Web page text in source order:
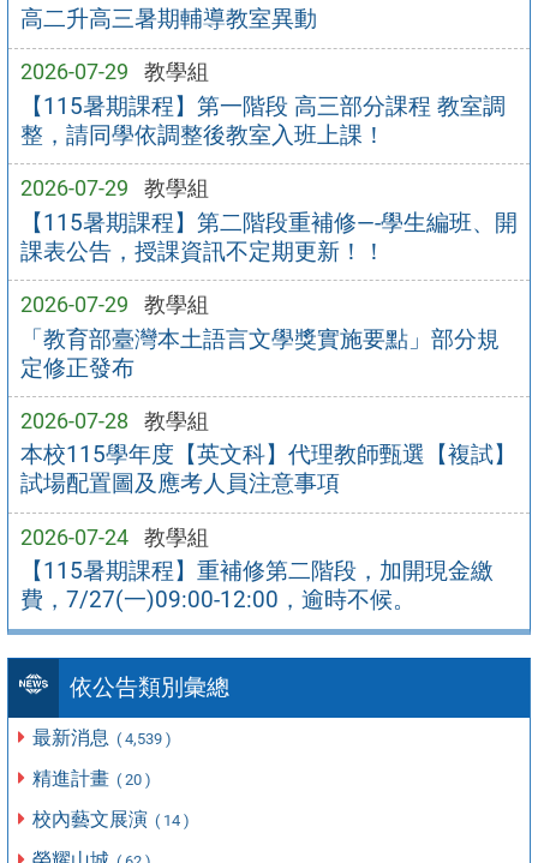
高二升高三暑期輔導教室異動
2026-07-29 教學組
【115暑期課程】第一階段 高三部分課程 教室調
整，請同學依調整後教室入班上課！
2026-07-29 教學組
【115暑期課程】第二階段重補修—-學生編班、開
課表公告，授課資訊不定期更新！！
2026-07-29 教學組
「教育部臺灣本土語言文學獎實施要點」部分規
定修正發布
2026-07-28 教學組
本校115學年度【英文科】代理教師甄選【複試】
試場配置圖及應考人員注意事項
2026-07-24 教學組
【115暑期課程】重補修第二階段，加開現金繳
費，7/27(一)09:00-12:00，逾時不候。
依公告類別彙總
最新消息 ( 4,539 )
精進計畫 ( 20 )
校內藝文展演 ( 14 )